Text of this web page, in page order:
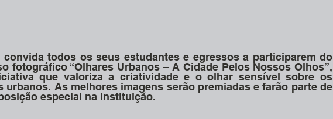
convida todos os seus estudantes e egressos a participarem do
fotográfico “Olhares Urbanos – A Cidade Pelos Nossos Olhos”,
que valoriza a criatividade e o olhar sensível sobre os
urbanos. As melhores imagens serão premiadas e farão parte de
especial na instituição.